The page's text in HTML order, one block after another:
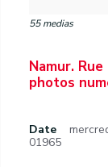
55 medias
Namur.
photos
Date
01965